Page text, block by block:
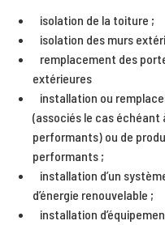
isolation de la toiture ;
isolation des murs
remplacement des
extérieures
installation ou
(associés le cas
performants) ou de
performants ;
installation d’un
d’énergie renouvelable ;
installation